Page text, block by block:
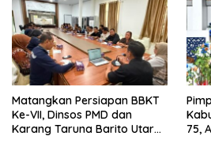
Matangkan Persiapan BBKT
Ke-VII, Dinsos PMD dan
Karang Taruna Barito Utara
75,